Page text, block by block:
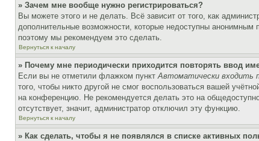
» Зачем мне вообще нужно регистрироваться?
Вы можете этого и не делать. Всё зависит от того, как
дополнительные возможности, которые недоступны анонимным
поэтому мы рекомендуем это сделать.
Вернуться к началу
» Почему мне периодически приходится повторять ввод
Если вы не отметили флажком пунктАвтоматически входить
того, чтобы никто другой не смог воспользоваться вашей
на конференцию. Не рекомендуется делать это на
отсутствует, значит, администратор отключил эту функцию.
Вернуться к началу
» Как сделать, чтобы я не появлялся в списке активных